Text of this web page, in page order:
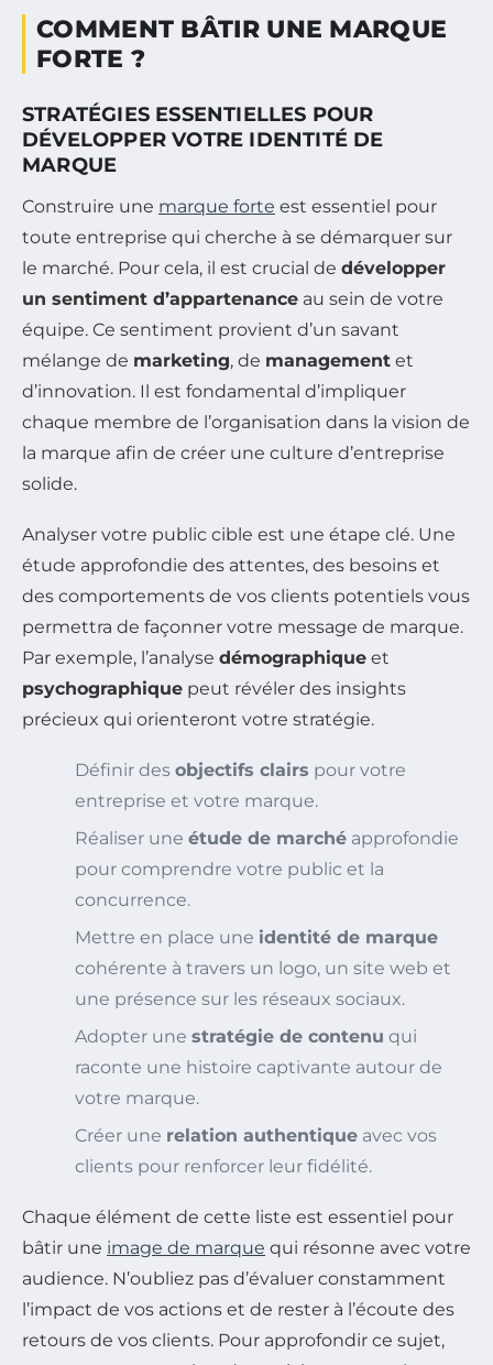
COMMENT BÂTIR UNE MARQUE
FORTE ?
STRATÉGIES ESSENTIELLES POUR
DÉVELOPPER VOTRE IDENTITÉ DE
MARQUE
Construire une marque forte est essentiel pour
toute entreprise qui cherche à se démarquer sur
le marché. Pour cela, il est crucial de développer
un sentiment d’appartenance au sein de votre
équipe. Ce sentiment provient d’un savant
mélange de marketing, de management et
d’innovation. Il est fondamental d’impliquer
chaque membre de l’organisation dans la vision de
la marque afin de créer une culture d’entreprise
solide.
Analyser votre public cible est une étape clé. Une
étude approfondie des attentes, des besoins et
des comportements de vos clients potentiels vous
permettra de façonner votre message de marque.
Par exemple, l’analyse démographique et
psychographique peut révéler des insights
précieux qui orienteront votre stratégie.
Définir des objectifs clairs pour votre
entreprise et votre marque.
Réaliser une étude de marché approfondie
pour comprendre votre public et la
concurrence.
Mettre en place une identité de marque
cohérente à travers un logo, un site web et
une présence sur les réseaux sociaux.
Adopter une stratégie de contenu qui
raconte une histoire captivante autour de
votre marque.
Créer une relation authentique avec vos
clients pour renforcer leur fidélité.
Chaque élément de cette liste est essentiel pour
bâtir une image de marque qui résonne avec votre
audience. N’oubliez pas d’évaluer constamment
l’impact de vos actions et de rester à l’écoute des
retours de vos clients. Pour approfondir ce sujet,